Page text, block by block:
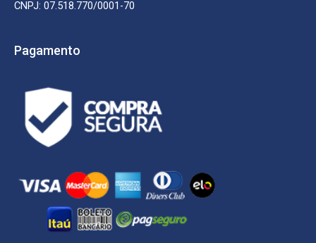
CNPJ: 07.518.770/0001-70
Pagamento